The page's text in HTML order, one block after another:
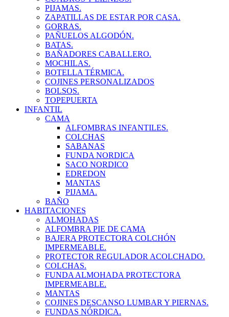
PIJAMAS.
ZAPATILLAS DE ESTAR POR CASA.
GORRAS.
PAÑUELOS ALGODÓN.
BATAS.
BAÑADORES CABALLERO.
MOCHILAS.
BOTELLA TÉRMICA.
COJINES PERSONALIZADOS
BOLSOS.
TOPEPUERTA
INFANTIL
CAMA
ALFOMBRAS INFANTILES.
COLCHAS
SABANAS
FUNDA NORDICA
SACO NORDICO
EDREDON
MANTAS
PIJAMA.
BAÑO
HABITACIONES
ALMOHADAS
ALFOMBRA PIE DE CAMA
BAJERA PROTECTORA COLCHÓN
IMPERMEABLE.
PROTECTOR REGULADOR ACOLCHADO.
COLCHAS.
FUNDA ALMOHADA PROTECTORA
IMPERMEABLE.
MANTAS
COJINES DESCANSO LUMBAR Y PIERNAS.
FUNDAS NÓRDICA.